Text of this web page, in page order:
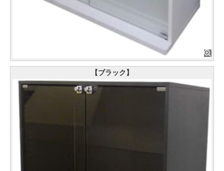
【ブラック】